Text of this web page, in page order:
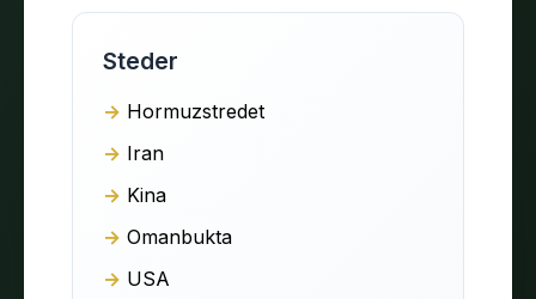
Steder
Hormuzstredet
Iran
Kina
Omanbukta
USA